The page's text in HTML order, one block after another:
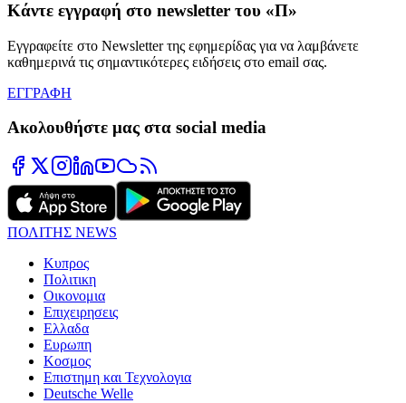
Κάντε εγγραφή στο newsletter του «Π»
Εγγραφείτε στο Newsletter της εφημερίδας για να λαμβάνετε
καθημερινά τις σημαντικότερες ειδήσεις στο email σας.
ΕΓΓΡΑΦΗ
Ακολουθήστε μας στα social media
ΠΟΛΙΤΗΣ NEWS
Κυπρος
Πολιτικη
Οικονομια
Επιχειρησεις
Ελλαδα
Ευρωπη
Κοσμος
Επιστημη και Τεχνολογια
Deutsche Welle